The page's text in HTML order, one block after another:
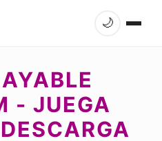
🌙
- JUEGA